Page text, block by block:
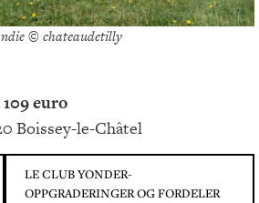
© chateaudetilly
euro
Boissey-le-Châtel
LE CLUB YONDER-
OPPGRADERINGER OG FORDELER